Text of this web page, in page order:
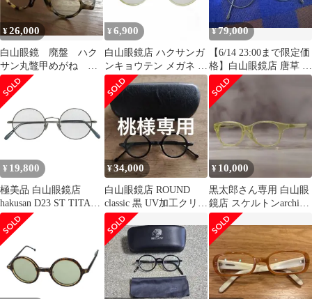
¥26,000
白山眼鏡 廃盤 ハク
サン丸鼈甲めがね 度
あり付属品なし
¥ 6,900
白山眼鏡店 ハクサンガ
ンキョウテン メガネ ア
イウェア 度入り 丸眼鏡
白 ホワイト /FF
¥79,000
【6/14 23:00まで限定価
格】白山眼鏡店 唐草 純
銀ラウンド眼鏡
¥ 19,800
極美品 白山眼鏡店
hakusan D23 ST TITAN
LARGE ROUND チタン
ラウンド 眼鏡 メガネ
サングラス
¥34,000
白山眼鏡店 ROUND
classic 黒 UV加工クリア
レンズ交換済 丸眼鏡
¥ 10,000
黒太郎さん専用 白山眼
鏡店 スケルトンarchive
y2k レトロ メガネ